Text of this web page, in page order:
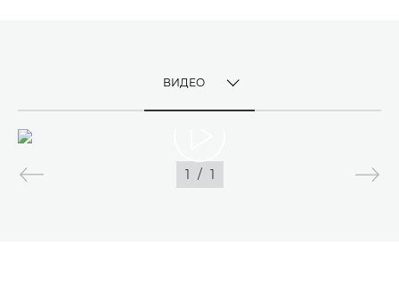
ВИДЕО
1 / 1